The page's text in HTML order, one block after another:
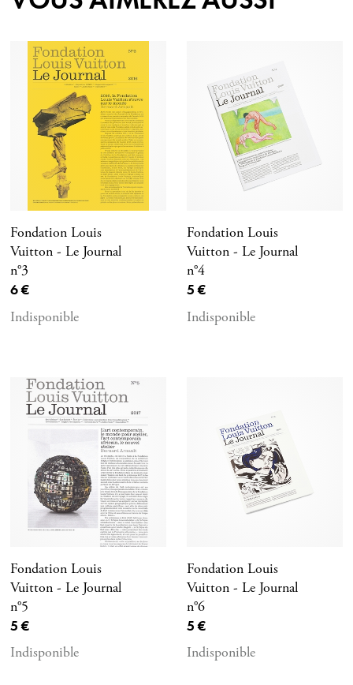
Fondation Louis
Vuitton - Le Journal
n°3
Prix ​​actuel
6 €
Indisponible
Fondation Louis
Vuitton - Le Journal
n°4
Prix ​​actuel
5 €
Indisponible
Fondation Louis
Vuitton - Le Journal
n°5
Prix ​​actuel
5 €
Indisponible
Fondation Louis
Vuitton - Le Journal
n°6
Prix ​​actuel
5 €
Indisponible